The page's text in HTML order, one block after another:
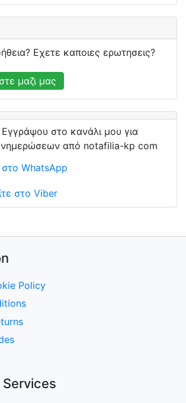
Εχετε καποιες ερωτησεις?
μαζι μας
στο κανάλι μου για
ενημερώσεων από notafilia-kp com
WhatsApp
στο Viber
Policy